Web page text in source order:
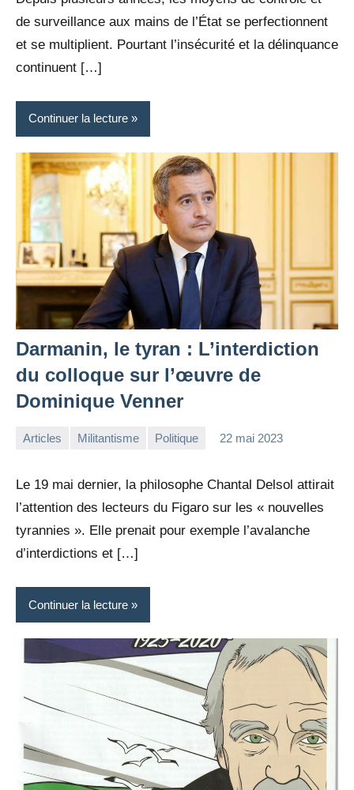
de surveillance aux mains de l’État se perfectionnent
et se multiplient. Pourtant l’insécurité et la délinquance
continuent […]
Continuer la lecture
Darmanin, le tyran : L’interdiction
du colloque sur l’œuvre de
Dominique Venner
Articles Militantisme Politique 22 mai 2023
Le 19 mai dernier, la philosophe Chantal Delsol attirait
l’attention des lecteurs du Figaro sur les « nouvelles
tyrannies ». Elle prenait pour exemple l’avalanche
d’interdictions et […]
Continuer la lecture